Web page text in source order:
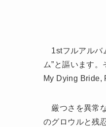
1stフルアルバ
ム”と謳います
My Dying Bride,
厳つさを異常
のグロウルと残